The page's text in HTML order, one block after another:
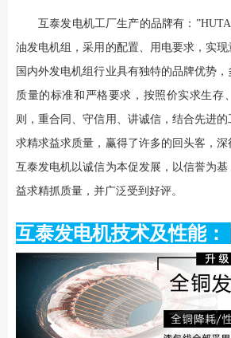
互泰发电机工厂生产的品牌有：
油发电机组，采用的配置、用电要求，实
国内外发电机组行业具有独特的品牌优势
质量的标准和严格要求，按照价实求生存
则，重合同、守信用、讲诚信，结合先进的
求精求益求质量，赢得了许多的回头客，深
互泰发电机以诚信为本促发展，以信誉为
益求精抓质量，并广泛受到好评。
互泰发电机技术及性能：